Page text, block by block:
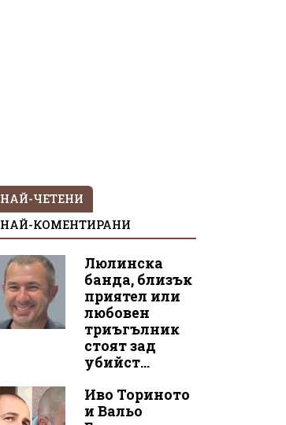
НАЙ-ЧЕТЕНИ
НАЙ-КОМЕНТИРАНИ
Люлинска
банда, близък
приятел или
любовен
триъгълник
стоят зад
убийст...
Иво Ториното
и Вальо